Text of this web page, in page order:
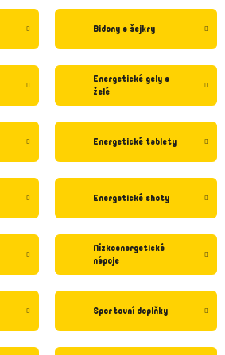
Bidony a šejkry
Energetické gely a
želé
Energetické tablety
Energetické shoty
Nízkoenergetické
nápoje
Sportovní doplňky